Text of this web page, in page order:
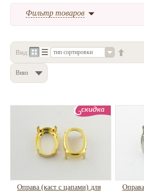
Бисер TOHO
Всё для вышивки
Проволока
Каталог
Новинки!
Фотофорум
О магазине
Фильтр товаров
Вид: тип сортировки
Вниз
Оправа (каст с цапами) для